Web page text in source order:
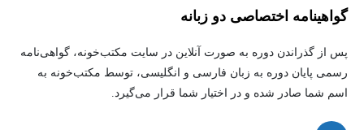
گواهینامه اختصاصی دو زبانه
پس از گذراندن دوره به صورت آنلاین در سایت مکتب‌خونه، گواهی‌نامه
رسمی پایان دوره به زبان فارسی و انگلیسی، توسط مکتب‌خونه به
اسم شما صادر شده و در اختیار شما قرار می‌گیرد.